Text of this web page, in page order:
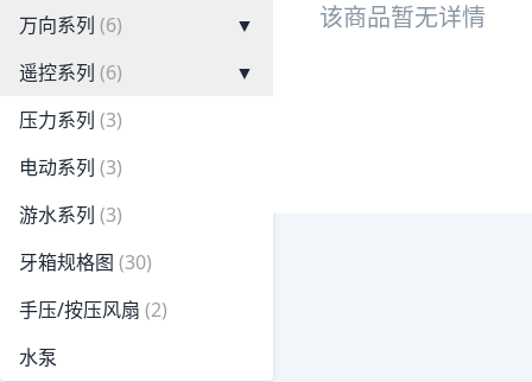
万向系列 (6)
▼
遥控系列 (6)
▼
压力系列 (3)
电动系列 (3)
游水系列 (3)
牙箱规格图 (30)
手压/按压风扇 (2)
水泵
该商品暂无详情